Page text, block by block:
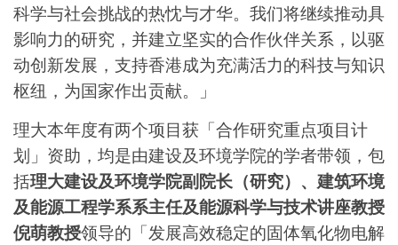
科学与社会挑战的热忱与才华。我们将继续推动具
影响力的研究，并建立坚实的合作伙伴关系，以驱
动创新发展，支持香港成为充满活力的科技与知识
枢纽，为国家作出贡献。」
理大本年度有两个项目获「合作研究重点项目计
划」资助，均是由建设及环境学院的学者带领，包
括理大建设及环境学院副院长（研究）、建筑环境
及能源工程学系系主任及能源科学与技术讲座教授
倪萌教授领导的「发展高效稳定的固体氧化物电解